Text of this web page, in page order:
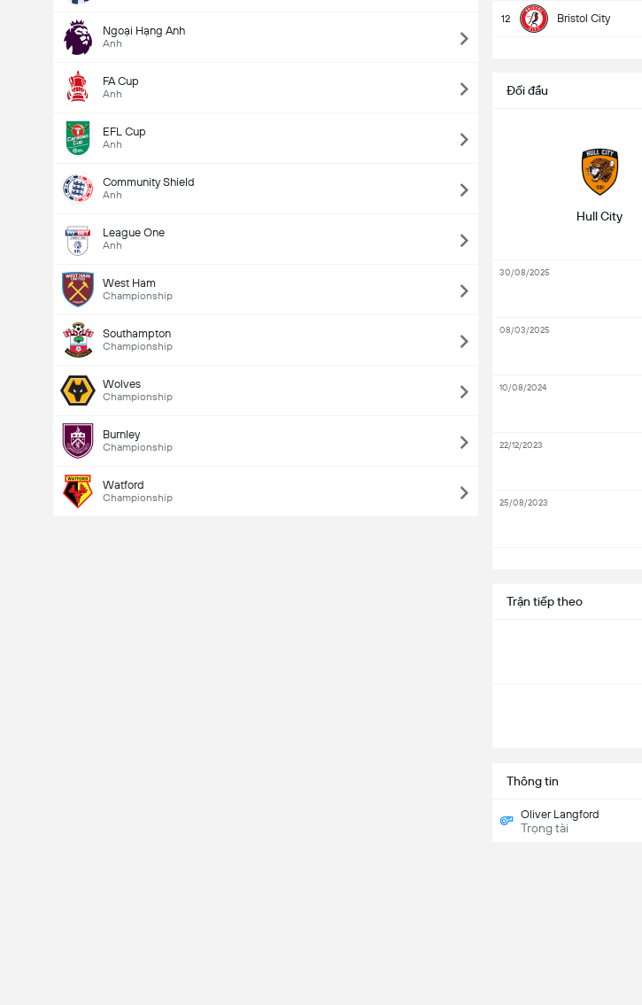
Ngoại Hạng Anh
Anh
FA Cup
Anh
EFL Cup
Anh
Community Shield
Anh
League One
Anh
West Ham
Championship
Southampton
Championship
Wolves
Championship
Burnley
Championship
Watford
Championship
Trận tiếp theo
Thông tin
Oliver Langford
Trọng tài
12 Bristol City
Đối đầu
Hull City
30/08/2025
08/03/2025
10/08/2024
22/12/2023
25/08/2023